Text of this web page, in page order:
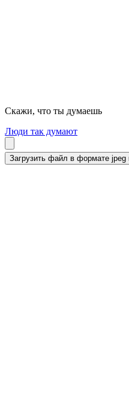
Скажи, что ты думаешь
Люди так думают